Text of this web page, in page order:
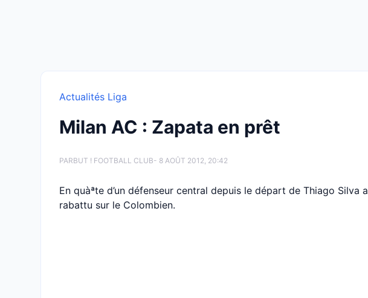
Actualités Liga
Milan AC : Zapata en prêt
PARBUT ! FOOTBALL CLUB- 8 AOÛT 2012, 20:42
En quàªte d’un défenseur central depuis le départ de Thiago Silva
rabattu sur le Colombien.